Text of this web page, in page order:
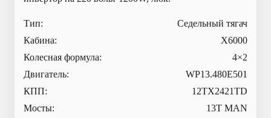
Тип:
Седельный тягач
Кабина:
X6000
Колесная формула:
4×2
Двигатель:
WP13.480E501
КПП:
12TX2421TD
Мосты:
13T MAN